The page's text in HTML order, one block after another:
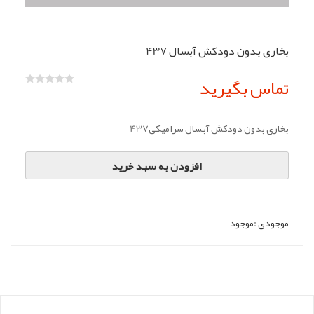
بخاری بدون دودکش آبسال 437
تماس بگیرید
بخاری بدون دودکش آبسال سرامیکی437
افزودن به سبد خرید
موجودی :موجود